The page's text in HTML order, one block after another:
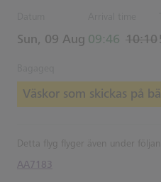
Sun, 09 Aug actual Tid
09:46
Estimated Tid
10:10
Väskor som skickas på
Detta flyg flyger även under
AA7183